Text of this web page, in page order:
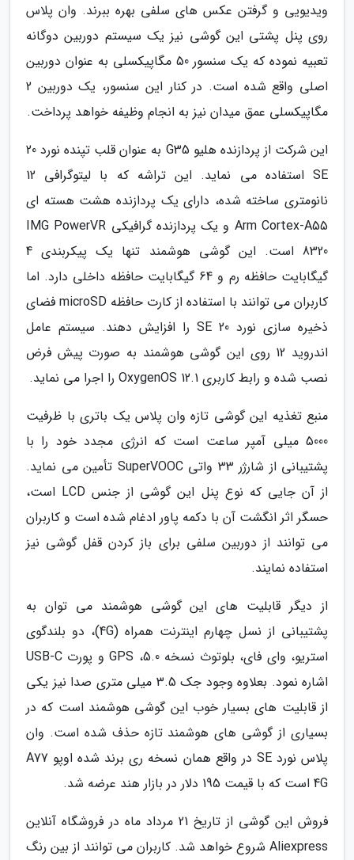
ویدیویی و گرفتن عکس های سلفی بهره ببرند. وان پلاس
روی پنل پشتی این گوشی نیز یک سیستم دوربین دوگانه
تعبیه نموده که یک سنسور 50 مگاپیکسلی به عنوان دوربین
اصلی واقع شده است. در کنار این سنسور، یک دوربین 2
مگاپیکسلی عمق میدان نیز به انجام وظیفه خواهد پرداخت.
این شرکت از پردازنده هلیو G35 به عنوان قلب تپنده نورد 20
SE استفاده می نماید. این تراشه که با لیتوگرافی 12
نانومتری ساخته شده، دارای یک پردازنده هشت هسته ای
Arm Cortex-A55 و یک پردازنده گرافیکی IMG PowerVR
8320 است. این گوشی هوشمند تنها یک پیکربندی 4
گیگابایت حافظه رم و 64 گیگابایت حافظه داخلی دارد. اما
کاربران می توانند با استفاده از کارت حافظه microSD فضای
ذخیره سازی نورد 20 SE را افزایش دهند. سیستم عامل
اندروید 12 روی این گوشی هوشمند به صورت پیش فرض
نصب شده و رابط کاربری OxygenOS 12.1 را اجرا می نماید.
منبع تغذیه این گوشی تازه وان پلاس یک باتری با ظرفیت
5000 میلی آمپر ساعت است که انرژی مجدد خود را با
پشتیبانی از شارژر 33 واتی SuperVOOC تأمین می نماید.
از آن جایی که نوع پنل این گوشی از جنس LCD است،
حسگر اثر انگشت آن با دکمه پاور ادغام شده است و کاربران
می توانند از دوربین سلفی برای باز کردن قفل گوشی نیز
استفاده نمایند.
از دیگر قابلیت های این گوشی هوشمند می توان به
پشتیبانی از نسل چهارم اینترنت همراه (4G)، دو بلندگوی
استریو، وای فای، بلوتوث نسخه 5.0، GPS و پورت USB-C
اشاره نمود. بعلاوه وجود جک 3.5 میلی متری صدا نیز یکی
از قابلیت های بسیار خوب این گوشی هوشمند است که در
بسیاری از گوشی های هوشمند تازه حذف شده است. وان
پلاس نورد SE در واقع همان نسخه ری برند شده اوپو A77
4G است که با قیمت 195 دلار در بازار هند عرضه شد.
فروش این گوشی از تاریخ 21 مرداد ماه در فروشگاه آنلاین
Aliexpress شروع خواهد شد. کاربران می توانند از بین رنگ